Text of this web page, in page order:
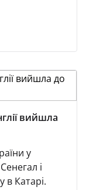
вийшла
у
і
в Катарі.